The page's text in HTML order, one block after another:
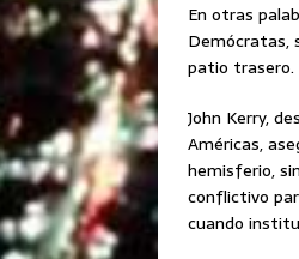
En otras
Demócratas,
patio trasero.
John Kerry,
Américas,
hemisferio,
conflictivo
cuando